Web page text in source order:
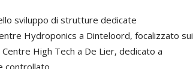
sviluppo di strutture dedicate
Hydroponics a Dinteloord, focalizzato sui
High Tech a De Lier, dedicato a